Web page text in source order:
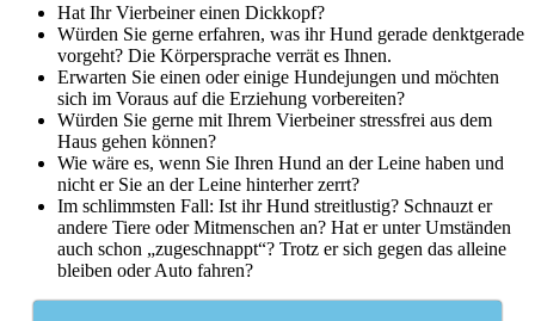
Hat Ihr Vierbeiner einen Dickkopf?
Würden Sie gerne erfahren, was ihr Hund gerade denktgerade
vorgeht? Die Körpersprache verrät es Ihnen.
Erwarten Sie einen oder einige Hundejungen und möchten
sich im Voraus auf die Erziehung vorbereiten?
Würden Sie gerne mit Ihrem Vierbeiner stressfrei aus dem
Haus gehen können?
Wie wäre es, wenn Sie Ihren Hund an der Leine haben und
nicht er Sie an der Leine hinterher zerrt?
Im schlimmsten Fall: Ist ihr Hund streitlustig? Schnauzt er
andere Tiere oder Mitmenschen an? Hat er unter Umständen
auch schon „zugeschnappt“? Trotz er sich gegen das alleine
bleiben oder Auto fahren?